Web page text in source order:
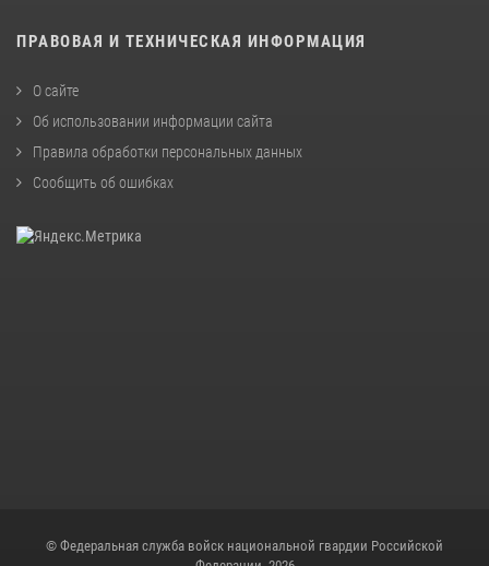
ПРАВОВАЯ И ТЕХНИЧЕСКАЯ ИНФОРМАЦИЯ
О сайте
Об использовании информации сайта
Правила обработки персональных данных
Сообщить об ошибках
© Федеральная служба войск национальной гвардии Российской